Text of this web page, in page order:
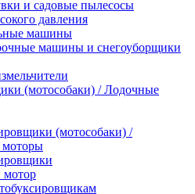
и садовые пылесосы
давления
машины
машины и снегоуборщики
(мотособаки) / Лодочные
(мотособаки) /